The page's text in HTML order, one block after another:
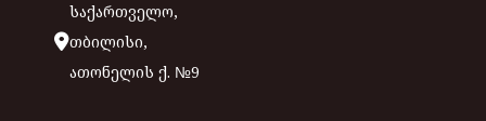
საქართველო,
თბილისი,
ათონელის ქ. №9